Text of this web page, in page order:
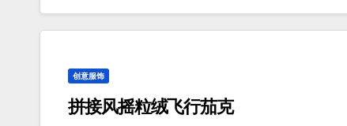
创意服饰
拼接风摇粒绒飞行茄克